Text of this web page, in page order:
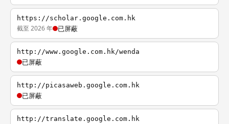
https://scholar.google.com.hk
截至 2026 年 已屏蔽
http://www.google.com.hk/wenda
已屏蔽
http://picasaweb.google.com.hk
已屏蔽
http://translate.google.com.hk